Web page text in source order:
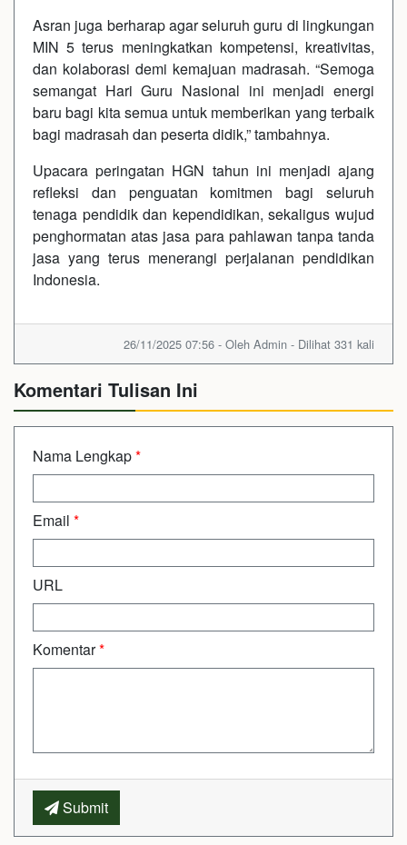
Asran juga berharap agar seluruh guru di lingkungan
MIN 5 terus meningkatkan kompetensi, kreativitas,
dan kolaborasi demi kemajuan madrasah. “Semoga
semangat Hari Guru Nasional ini menjadi energi
baru bagi kita semua untuk memberikan yang terbaik
bagi madrasah dan peserta didik,” tambahnya.
Upacara peringatan HGN tahun ini menjadi ajang
refleksi dan penguatan komitmen bagi seluruh
tenaga pendidik dan kependidikan, sekaligus wujud
penghormatan atas jasa para pahlawan tanpa tanda
jasa yang terus menerangi perjalanan pendidikan
Indonesia.
26/11/2025 07:56 - Oleh Admin - Dilihat 331 kali
Komentari Tulisan Ini
Nama Lengkap*
Email *
URL
Komentar*
Submit